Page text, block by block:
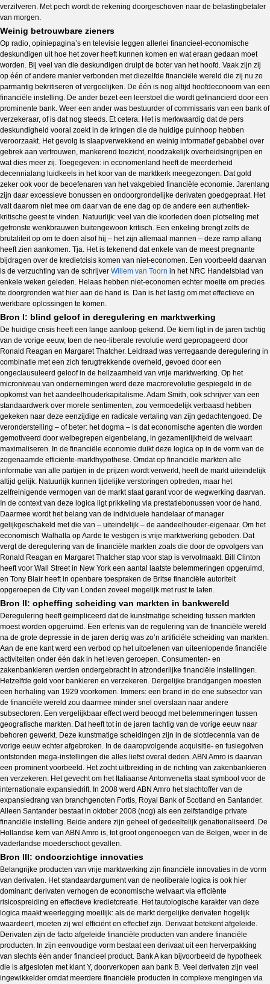
verzilveren. Met pech wordt de rekening doorgeschoven naar de belastingbetaler
van morgen.
Weinig betrouwbare zieners
Op radio, opiniepagina’s en televisie leggen allerlei financieel-economische
deskundigen uit hoe het zover heeft kunnen komen en wat eraan gedaan moet
worden. Bij veel van die deskundigen druipt de boter van het hoofd. Vaak zijn zij
op één of andere manier verbonden met diezelfde financiële wereld die zij nu zo
parmantig bekritiseren of vergoelijken. De één is nog altijd hoofdeconoom van een
financiële instelling. De ander bezet een leerstoel die wordt gefinancierd door een
prominente bank. Weer een ander was bestuurder of commissaris van een bank of
verzekeraar, of is dat nog steeds. Et cetera. Het is merkwaardig dat de pers
deskundigheid vooral zoekt in de kringen die de huidige puinhoop hebben
veroorzaakt. Het gevolg is slaapverwekkend en weinig informatief gebabbel over
gebrek aan vertrouwen, mankerend toezicht, noodzakelijk overheidsingrijpen en
wat dies meer zij. Toegegeven: in economenland heeft de meerderheid
decennialang luidkeels in het koor van de marktkerk meegezongen. Dat gold
zeker ook voor de beoefenaren van het vakgebied financiële economie. Jarenlang
zijn daar excessieve bonussen en ondoorgrondelijke derivaten goedgepraat. Het
valt daarom niet mee om daar van de ene dag op de andere een authentiek-
kritische geest te vinden. Natuurlijk: veel van die koorleden doen plotseling met
gefronste wenkbrauwen buitengewoon kritisch. Een enkeling brengt zelfs de
brutaliteit op om te doen alsof hij – het zijn allemaal mannen – deze ramp allang
heeft zien aankomen. Tja. Het is tekenend dat enkele van de meest pregnante
bijdragen over de kredietcisis komen van niet-economen. Een voorbeeld daarvan
is de verzuchting van de schrijver Willem van Toorn in het NRC Handelsblad van
enkele weken geleden. Helaas hebben niet-economen echter moeite om precies
te doorgronden wat hier aan de hand is. Dan is het lastig om met effectieve en
werkbare oplossingen te komen.
Bron I: blind geloof in deregulering en marktwerking
De huidige crisis heeft een lange aanloop gekend. De kiem ligt in de jaren tachtig
van de vorige eeuw, toen de neo-liberale revolutie werd gepropageerd door
Ronald Reagan en Margaret Thatcher. Leidraad was verregaande deregulering in
combinatie met een zich terugtrekkende overheid, gevoed door een
ongeclausuleerd geloof in de heilzaamheid van vrije marktwerking. Op het
microniveau van ondernemingen werd deze macrorevolutie gespiegeld in de
opkomst van het aandeelhouderkapitalisme. Adam Smith, ook schrijver van een
standaardwerk over morele sentimenten, zou vermoedelijk verbaasd hebben
gekeken naar deze eenzijdige en radicale vertaling van zijn gedachtengoed. De
veronderstelling – of beter: het dogma – is dat economische agenten die worden
gemotiveerd door welbegrepen eigenbelang, in gezamenlijkheid de welvaart
maximaliseren. In de financiële economie duikt deze logica op in de vorm van de
zogenaamde efficiënte-markthypothese. Omdat op financiële markten alle
informatie van alle partijen in de prijzen wordt verwerkt, heeft de markt uiteindelijk
altijd gelijk. Natuurlijk kunnen tijdelijke verstoringen optreden, maar het
zelfreinigende vermogen van de markt staat garant voor de wegwerking daarvan.
In de context van deze logica ligt prikkeling via prestatiebonussen voor de hand.
Daarmee wordt het belang van de individuele handelaar of manager
gelijkgeschakeld met die van – uiteindelijk – de aandeelhouder-eigenaar. Om het
economisch Walhalla op Aarde te vestigen is vrije marktwerking geboden. Dat
vergt de deregulering van de financiële markten zoals die door de opvolgers van
Ronald Reagan en Margaret Thatcher stap voor stap is vervolmaakt. Bill Clinton
heeft voor Wall Street in New York een aantal laatste belemmeringen opgeruimd,
en Tony Blair heeft in openbare toespraken de Britse financiële autoriteit
opgeroepen de City van Londen zoveel mogelijk met rust te laten.
Bron II: opheffing scheiding van markten in bankwereld
Deregulering heeft geïmpliceerd dat de kunstmatige scheiding tussen markten
moest worden opgeruimd. Een erfenis van de regulering van de financiële wereld
na de grote depressie in de jaren dertig was zo’n artificiële scheiding van markten.
Aan de ene kant werd een verbod op het uitoefenen van uiteenlopende financiële
activiteiten onder één dak in het leven geroepen. Consumenten- en
zakenbankieren werden ondergebracht in afzonderlijke financiële instellingen.
Hetzelfde gold voor bankieren en verzekeren. Dergelijke brandgangen moesten
een herhaling van 1929 voorkomen. Immers: een brand in de ene subsector van
de financiële wereld zou daarmee minder snel overslaan naar andere
subsectoren. Een vergelijkbaar effect werd beoogd met belemmeringen tussen
geografische markten. Dat heeft tot in de jaren tachtig van de vorige eeuw naar
behoren gewerkt. Deze kunstmatige scheidingen zijn in de slotdecennia van de
vorige eeuw echter afgebroken. In de daaropvolgende acquisitie- en fusiegolven
ontstonden mega-instellingen die alles liefst overal deden. ABN Amro is daarvan
een prominent voorbeeld. Het zocht uitbreiding in de richting van zakenbankieren
en verzekeren. Het gevecht om het Italiaanse Antonvenetta staat symbool voor de
internationale expansiedrift. In 2008 werd ABN Amro het slachtoffer van de
expansiedrang van branchgenoten Fortis, Royal Bank of Scotland en Santander.
Alleen Santander bestaat in oktober 2008 (nog) als een zelfstandige private
financiële instelling. Beide andere zijn geheel of gedeeltelijk genationaliseerd. De
Hollandse kern van ABN Amro is, tot groot ongenoegen van de Belgen, weer in de
vaderlandse moederschoot gevallen.
Bron III: ondoorzichtige innovaties
Belangrijke producten van vrije marktwerking zijn financiële innovaties in de vorm
van derivaten. Het standaardargument van de neoliberale logica is ook hier
dominant: derivaten verhogen de economische welvaart via efficiënte
risicospreiding en effectieve kredietcreatie. Het tautologische karakter van deze
logica maakt weerlegging moeilijk: als de markt dergelijke derivaten hogelijk
waardeert, moeten zij wel efficiënt en effectief zijn. Derivaat betekent afgeleide.
Derivaten zijn de facto afgeleide financiële producten van andere financiële
producten. In zijn eenvoudige vorm bestaat een derivaat uit een herverpakking
van slechts één ander financieel product. Bank A kan bijvoorbeeld de hypotheek
die is afgesloten met klant Y, doorverkopen aan bank B. Veel derivaten zijn veel
ingewikkelder omdat meerdere financiële producten in complexe mengingen via